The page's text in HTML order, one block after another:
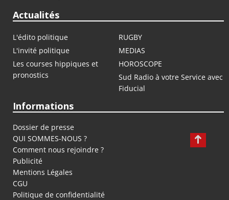
Actualités
L'édito politique
RUGBY
L'invité politique
MEDIAS
Les courses hippiques et
pronostics
HOROSCOPE
Sud Radio à votre Service avec
Fiducial
Informations
Dossier de presse
QUI SOMMES-NOUS ?
Comment nous rejoindre ?
Publicité
Mentions Légales
CGU
Politique de confidentialité